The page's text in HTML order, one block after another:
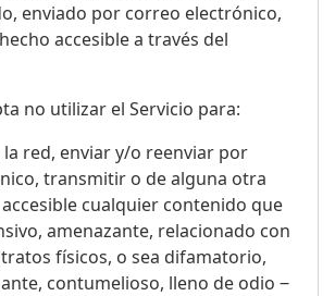
enviado por correo electrónico,
accesible a través del
no utilizar el Servicio para:
la red, enviar y/o reenviar por
transmitir o de alguna otra
cualquier contenido que
amenazante, relacionado con
físicos, o sea difamatorio,
contumelioso, lleno de odio ‒